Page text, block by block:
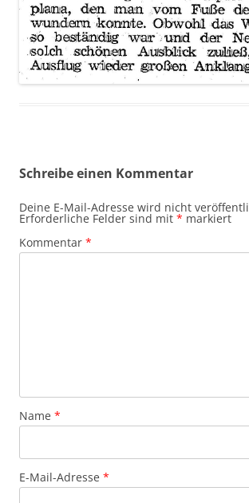
Schreibe einen Kommentar
Deine E-Mail-Adresse wird nicht
Erforderliche Felder sind mit * markiert
Kommentar *
Name *
E-Mail-Adresse *